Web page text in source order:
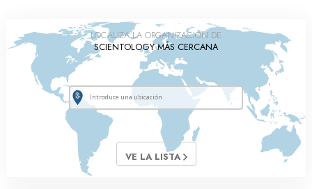
LOCALIZA LA ORGANIZACIÓN DE
SCIENTOLOGY MÁS CERCANA
VE LA LISTA